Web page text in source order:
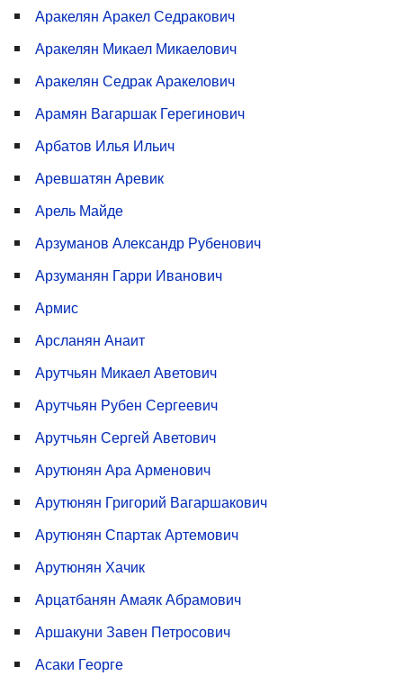
Аракелян Аракел Седракович
Аракелян Микаел Микаелович
Аракелян Седрак Аракелович
Арамян Вагаршак Герегинович
Арбатов Илья Ильич
Аревшатян Аревик
Арель Майде
Арзуманов Александр Рубенович
Арзуманян Гарри Иванович
Армис
Арсланян Анаит
Арутчьян Микаел Аветович
Арутчьян Рубен Сергеевич
Арутчьян Сергей Аветович
Арутюнян Ара Арменович
Арутюнян Григорий Вагаршакович
Арутюнян Спартак Артемович
Арутюнян Хачик
Арцатбанян Амаяк Абрамович
Аршакуни Завен Петросович
Асаки Георге